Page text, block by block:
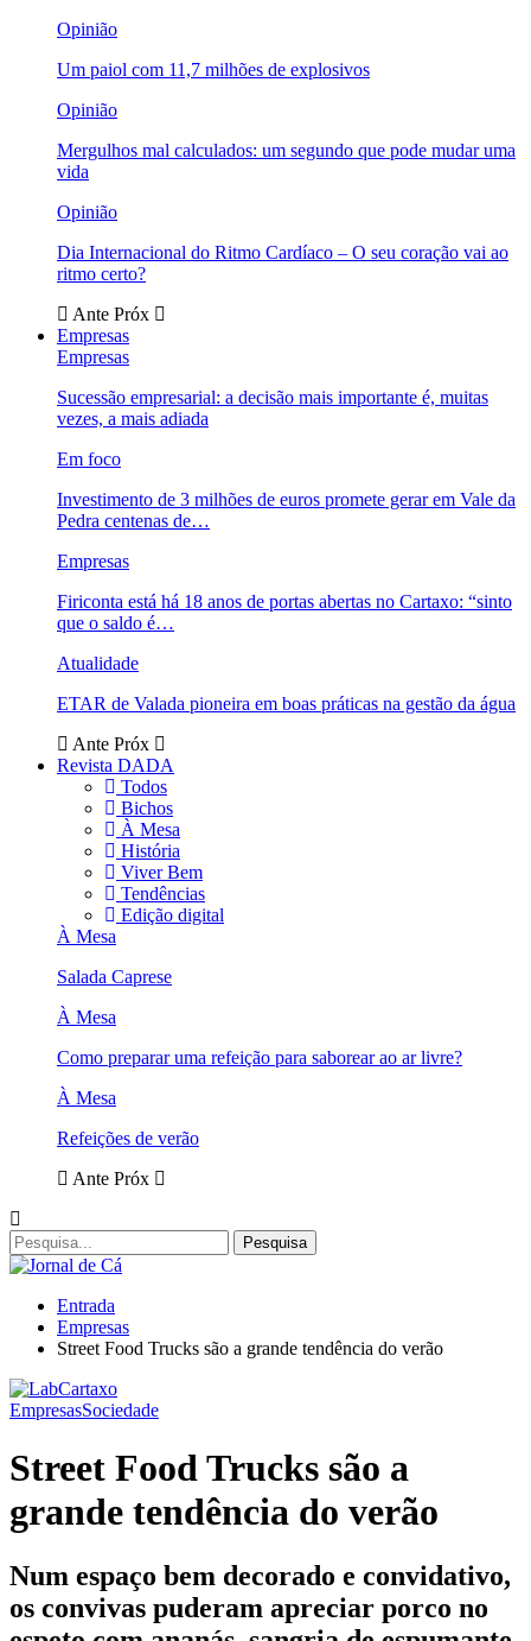
Opinião
Um paiol com 11,7 milhões de explosivos
Opinião
Mergulhos mal calculados: um segundo que pode mudar uma
vida
Opinião
Dia Internacional do Ritmo Cardíaco – O seu coração vai ao
ritmo certo?
Ante Próx
Empresas
Empresas
Sucessão empresarial: a decisão mais importante é, muitas
vezes, a mais adiada
Em foco
Investimento de 3 milhões de euros promete gerar em Vale da
Pedra centenas de…
Empresas
Firiconta está há 18 anos de portas abertas no Cartaxo: “sinto
que o saldo é…
Atualidade
ETAR de Valada pioneira em boas práticas na gestão da água
Ante Próx
Revista DADA
Todos
Bichos
À Mesa
História
Viver Bem
Tendências
Edição digital
À Mesa
Salada Caprese
À Mesa
Como preparar uma refeição para saborear ao ar livre?
À Mesa
Refeições de verão
Ante Próx
Entrada
Empresas
Street Food Trucks são a grande tendência do verão
EmpresasSociedade
Street Food Trucks são a
grande tendência do verão
Num espaço bem decorado e convidativo,
os convivas puderam apreciar porco no